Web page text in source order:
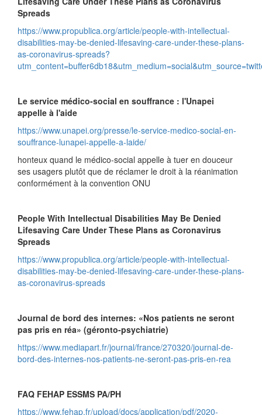
Spreads
https://www.propublica.org/article/people-with-intellectual-
disabilities-may-be-denied-lifesaving-care-under-these-plans-
as-coronavirus-spreads?
Le service médico-social en souffrance : l'Unapei
appelle à l'aide
https://www.unapei.org/presse/le-service-medico-social-en-
souffrance-lunapei-appelle-a-laide/
honteux quand le médico-social appelle à tuer en douceur
ses usagers plutôt que de réclamer le droit à la réanimation
conformément à la convention ONU
People With Intellectual Disabilities May Be Denied
Lifesaving Care Under These Plans as Coronavirus
Spreads
https://www.propublica.org/article/people-with-intellectual-
disabilities-may-be-denied-lifesaving-care-under-these-plans-
as-coronavirus-spreads
Journal de bord des internes: «Nos patients ne seront
pas pris en réa» (géronto-psychiatrie)
https://www.mediapart.fr/journal/france/270320/journal-de-
bord-des-internes-nos-patients-ne-seront-pas-pris-en-rea
FAQ FEHAP ESSMS PA/PH
https://www.fehap.fr/upload/docs/application/pdf/2020-